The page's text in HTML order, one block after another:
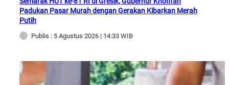
Padukan Pasar Murah dengan Gerakan Kibarkan Merah
Putih
Publis : 5 Agustus 2026 | 14:33 WIB